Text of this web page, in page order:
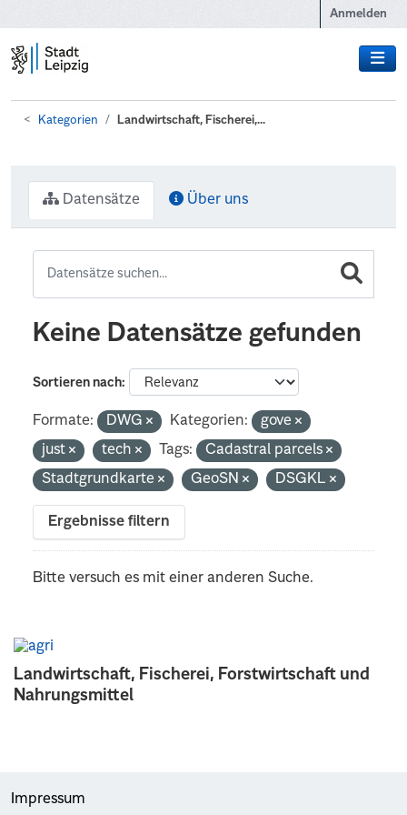
Anmelden
Kategorien Landwirtschaft, Fischerei,...
Landwirtschaft, Fischerei, Forstwirtschaft und
Nahrungsmittel
Datensätze Über uns
Keine Datensätze gefunden
Sortieren nach
Formate: DWG Kategorien:
gove
just
tech Tags:
Cadastral parcels
Stadtgrundkarte
GeoSN DSGKL
Ergebnisse filtern
Bitte versuch es mit einer anderen Suche.
Impressum